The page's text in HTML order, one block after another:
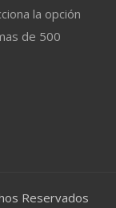
la opción
de 500
Reservados